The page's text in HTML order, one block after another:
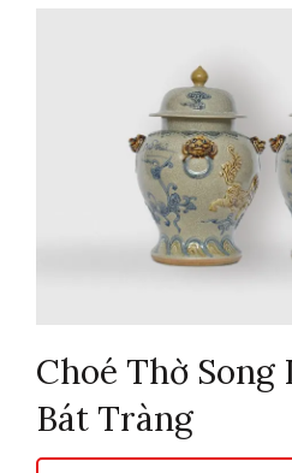
Choé Thờ Song
Bát Tràng